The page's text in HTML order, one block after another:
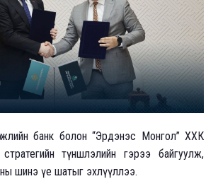
банк болон “Эрдэнэс Монгол” ХХК
стратегийн түншлэлийн гэрээ байгуулж,
шинэ үе шатыг эхлүүллээ.